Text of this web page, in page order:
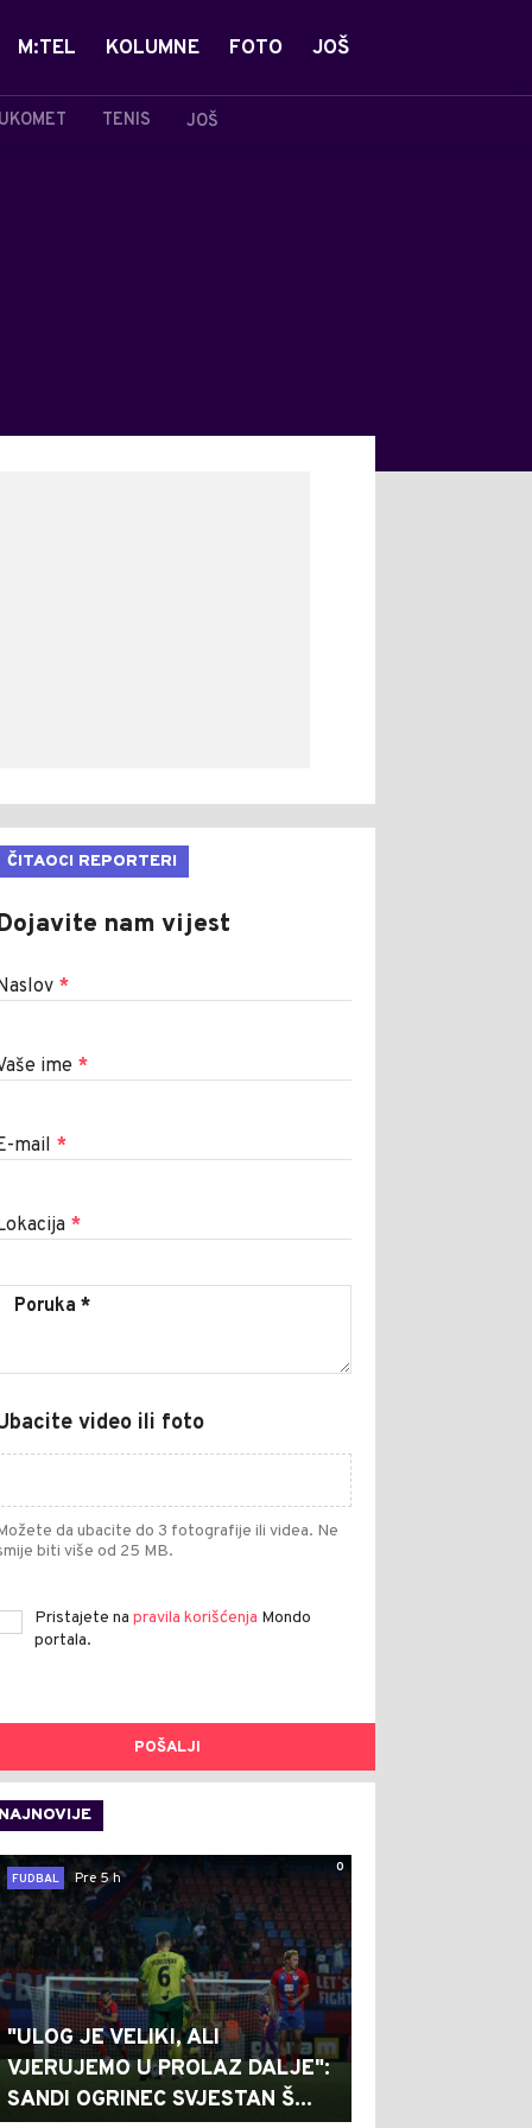
TENIS JOŠ
M:TEL KOLUMNE FOTO JOŠ
ČITAOCI REPORTERI
nam vijest
*
ime *
mail *
*
video ili foto
da ubacite do 3 fotografije ili videa. Ne
biti više od 25 MB.
Pristajete na pravila korišćenja Mondo
portala.
POŠALJI
NAJNOVIJE
0
FUDBAL
Pre 5 h
"ULOG JE VELIKI, ALI
VJERUJEMO U PROLAZ DALJE":
SANDI OGRINEC SVJESTAN Š...